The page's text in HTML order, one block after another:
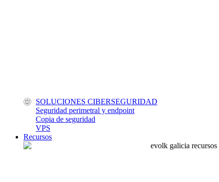
SOLUCIONES CIBERSEGURIDAD
Seguridad perimetral y endpoint
Copia de seguridad
VPS
Recursos